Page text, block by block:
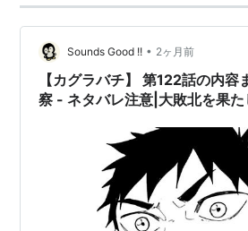
Sounds Good !! • 2ヶ月前
【カグラバチ】 第122話の内容
察 - ネタバレ注意|大敗北を果た